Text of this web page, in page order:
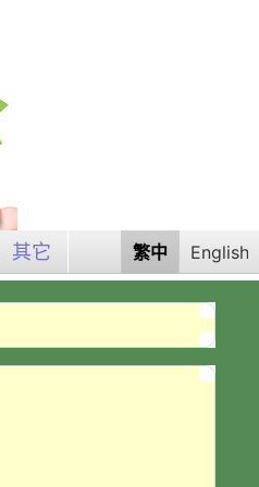
其它 繁中 English